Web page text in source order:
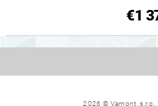
€1
2026 © Vamont, s.r.o.,